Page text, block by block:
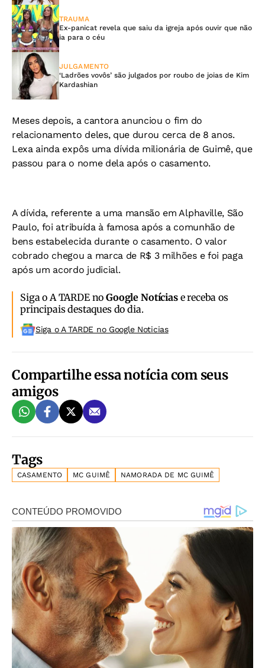
TRAUMA
Ex-panicat revela que saiu da igreja após ouvir que não
ia para o céu
JULGAMENTO
‘Ladrões vovôs’ são julgados por roubo de joias de Kim
Kardashian
Meses depois, a cantora anunciou o fim do
relacionamento deles, que durou cerca de 8 anos.
Lexa ainda expôs uma dívida milionária de Guimê, que
passou para o nome dela após o casamento.
A dívida, referente a uma mansão em Alphaville, São
Paulo, foi atribuída à famosa após a comunhão de
bens estabelecida durante o casamento. O valor
cobrado chegou a marca de R$ 3 milhões e foi paga
após um acordo judicial.
Siga o A TARDE noGoogle Notíciase receba os
principais destaques do dia.
Siga o A TARDE no Google Noticias
Compartilhe essa notícia com seus
amigos
Tags
CASAMENTO MC GUIMÊ NAMORADA DE MC GUIMÊ